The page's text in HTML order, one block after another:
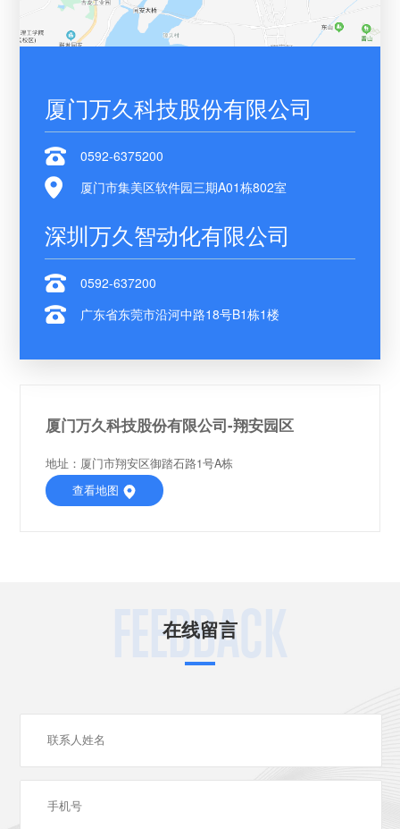
厦门万久科技股份有限公司
0592-6375200
厦门市集美区软件园三期A01栋802室
深圳万久智动化有限公司
0592-637200
广东省东莞市沿河中路18号B1栋1楼
厦门万久科技股份有限公司-翔安园区
地址：厦门市翔安区御踏石路1号A栋
查看地图
在线留言
FEEDBACK